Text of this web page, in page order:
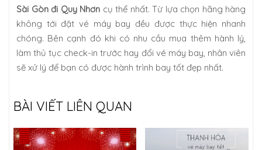
Sài Gòn đi Quy Nhơn cụ thể nhất. Từ lựa chọn hãng hàng
không tới đặt vé máy bay đều được thực hiện nhanh
chóng. Bên cạnh đó khi có nhu cầu mua thêm hành lý,
làm thủ tục check-in trước hay đổi vé máy bay, nhân viên
sẽ xử lý để bạn có được hành trình bay tốt đẹp nhất.
BÀI VIẾT LIÊN QUAN